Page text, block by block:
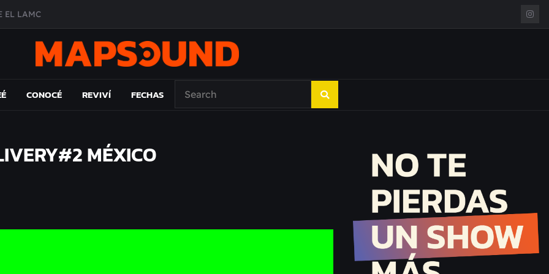
EL LAMC
DE ÉPOCA EN FORMA DE DISCO
CONOCÉ REVIVÍ FECHAS
MÉXICO